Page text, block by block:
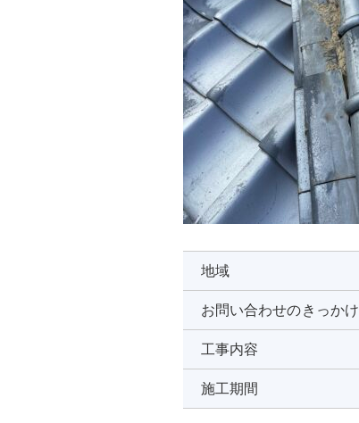
地域
お問い合わせのきっかけ
工事内容
施工期間